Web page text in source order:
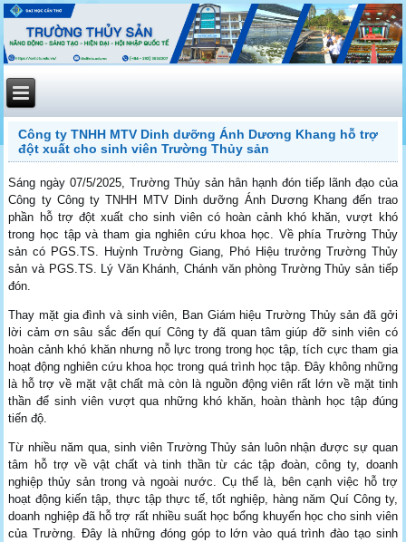
Công ty TNHH MTV Dinh dưỡng Ánh Dương Khang hỗ trợ
đột xuất cho sinh viên Trường Thủy sản
Sáng ngày 07/5/2025, Trường Thủy sản hân hạnh đón tiếp lãnh đạo của
Công ty Công ty TNHH MTV Dinh dưỡng Ánh Dương Khang đến trao
phần hỗ trợ đột xuất cho sinh viên có hoàn cảnh khó khăn, vượt khó
trong học tập và tham gia nghiên cứu khoa học. Về phía Trường Thủy
sản có PGS.TS. Huỳnh Trường Giang, Phó Hiệu trưởng Trường Thủy
sản và PGS.TS. Lý Văn Khánh, Chánh văn phòng Trường Thủy sản tiếp
đón.
Thay mặt gia đình và sinh viên, Ban Giám hiệu Trường Thủy sản đã gởi
lời cảm ơn sâu sắc đến quí Công ty đã quan tâm giúp đỡ sinh viên có
hoàn cảnh khó khăn nhưng nỗ lực trong trong học tập, tích cực tham gia
hoạt động nghiên cứu khoa học trong quá trình học tập. Đây không những
là hỗ trợ về mặt vật chất mà còn là nguồn động viên rất lớn về mặt tinh
thần để sinh viên vượt qua những khó khăn, hoàn thành học tập đúng
tiến độ.
Từ nhiều năm qua, sinh viên Trường Thủy sản luôn nhận được sự quan
tâm hỗ trợ về vật chất và tinh thần từ các tập đoàn, công ty, doanh
nghiệp thủy sản trong và ngoài nước. Cụ thể là, bên cạnh việc hỗ trợ
hoạt động kiến tập, thực tập thực tế, tốt nghiệp, hàng năm Quí Công ty,
doanh nghiệp đã hỗ trợ rất nhiều suất học bổng khuyến học cho sinh viên
của Trường. Đây là những đóng góp to lớn vào quá trình đào tạo sinh